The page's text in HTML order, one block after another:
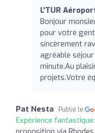
L'TUR
Bonjour
pour votre
sincèrement
agréable
minute.Au
projets.Votre
Pat Nesta Publié le
Expérience fantastique: